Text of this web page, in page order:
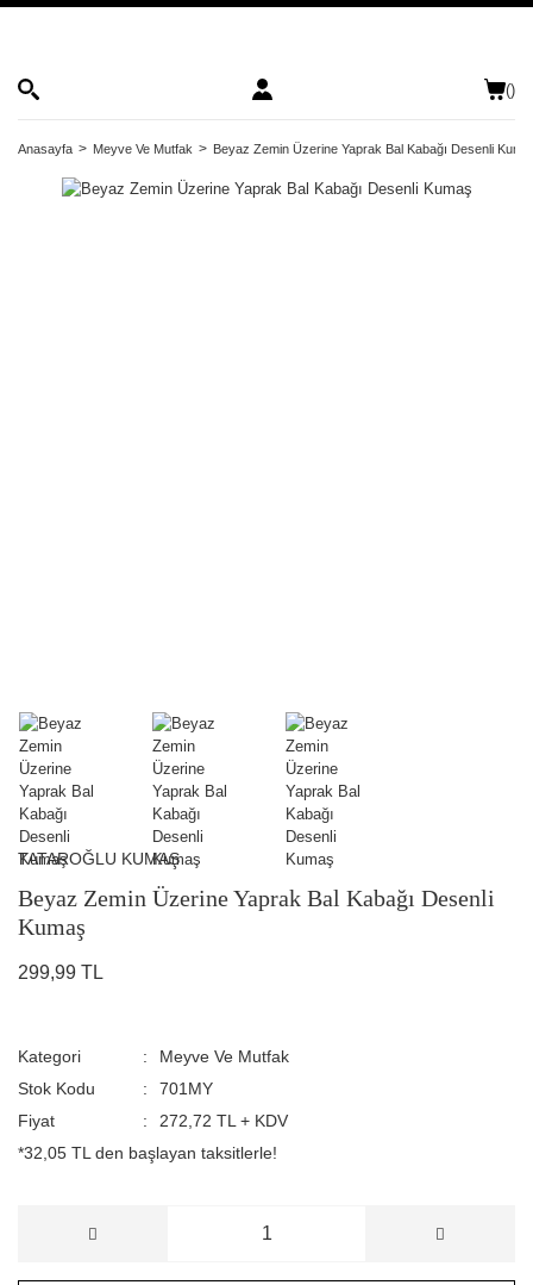
()
Anasayfa Meyve Ve Mutfak Beyaz Zemin Üzerine Yaprak Bal Kabağı Desenli
TATAROĞLU KUMAŞ
Beyaz Zemin Üzerine Yaprak Bal Kabağı Desenli
Kumaş
299,99 TL
Kategori
Meyve Ve Mutfak
Stok Kodu
701MY
Fiyat
272,72 TL + KDV
*32,05 TL den başlayan taksitlerle!